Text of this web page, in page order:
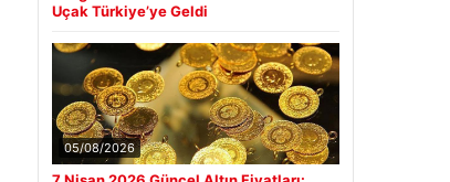
Uçak Türkiye’ye Geldi
05/08/2026